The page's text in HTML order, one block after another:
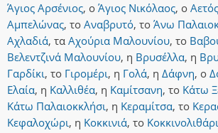
Άγιος Αρσένιος, ο Άγιος Νικόλαος, ο Αετός
Αμπελώνας, το Αναβρυτό, το Άνω
Αχλαδιά, τα Αχούρια Μαλουνίου, το
Βελεντζινά Μαλουνίου, η Βρυσέλλα, η
Γαρδίκι, το Γιρομέρι, η Γολά, η Δάφνη, ο
Ελαία, η Καλλιθέα, η Καμίτσανη, το Κάτω
Κάτω Παλαιοκκλήσι, η Κεραμίτσα, το
Κεφαλοχώρι, η Κοκκινιά, το Κοκκινολιθάρι